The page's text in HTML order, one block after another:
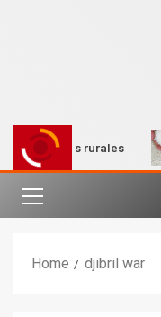
rurales
Home djibril war